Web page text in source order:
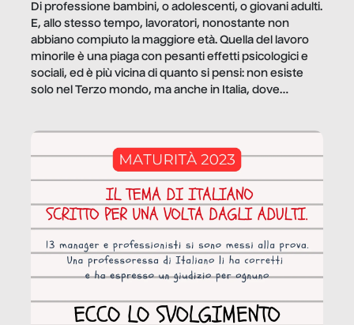
Di professione bambini, o adolescenti, o giovani adulti.
E, allo stesso tempo, lavoratori, nonostante non
abbiano compiuto la maggiore età. Quella del lavoro
minorile è una piaga con pesanti effetti psicologici e
sociali, ed è più vicina di quanto si pensi: non esiste
solo nel Terzo mondo, ma anche in Italia, dove